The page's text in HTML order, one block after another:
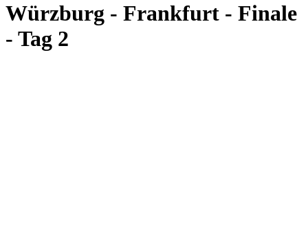
Würzburg - Frankfurt - Finale
- Tag 2